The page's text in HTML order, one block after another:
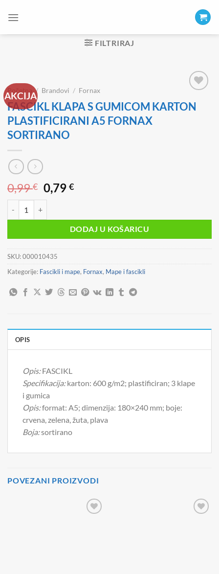
FILTRIRAJ
AKCIJA/ Brandovi / Fornax
FASCIKL KLAPA S GUMICOM KARTON
PLASTIFICIRANI A5 FORNAX
SORTIRANO
0,99€ Izvorna
cijena
je:
0,99 €.
0,79€Trenutna
0,79 €.
DODAJ U KOŠARICU
SKU:000010435
Kategorije: Fascikli i mape, Fornax, Mape i fascikli
OPIS
Opis:FASCIKL
Specifikacija:karton: 600 g/m2; plastificiran; 3 klape
i gumica
Opis:format: A5; dimenzija: 180×240 mm; boje:
crvena, zelena, žuta, plava
Boja:sortirano
POVEZANI PROIZVODI